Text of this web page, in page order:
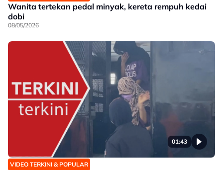
Wanita tertekan pedal minyak, kereta rempuh kedai
dobi
08/05/2026
01:43
VIDEO TERKINI & POPULAR